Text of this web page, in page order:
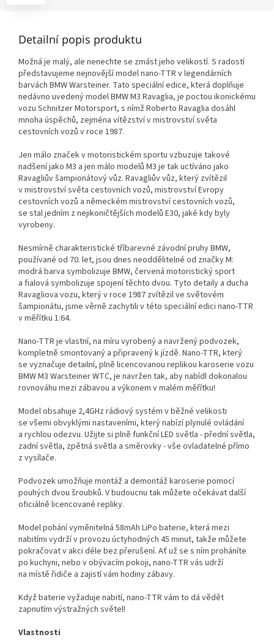
Detailní popis produktu
Možná je malý, ale nenechte se zmást jeho velikostí. S radostí
představujeme nejnovější model nano-TTR v legendárních
barvách BMW Warsteiner. Tato speciální edice, která doplňuje
nedávno uvedený model BMW M3 Ravaglia, je poctou ikonickému
vozu Schnitzer Motorsport, s nímž Roberto Ravaglia dosáhl
mnoha úspěchů, zejména vítězství v mistrovství světa
cestovních vozů v roce 1987.
Jen málo značek v motoristickém sportu vzbuzuje takové
nadšení jako M3 a jen málo modelů M3 je tak uctíváno jako
Ravagliův šampionátový vůz. Ravagliův vůz, který zvítězil
v mistrovství světa cestovních vozů, mistrovství Evropy
cestovních vozů a německém mistrovství cestovních vozů,
se stal jedním z nejikoničtějších modelů E30, jaké kdy byly
vyrobeny.
Nesmírně charakteristické tříbarevné závodní pruhy BMW,
používané od 70. let, jsou dnes neoddělitelné od značky M:
modrá barva symbolizuje BMW, červená motoristický sport
a fialová symbolizuje spojení těchto dvou. Tyto detaily a ducha
Ravagliova vozu, který v roce 1987 zvítězil ve světovém
šampionátu, jsme věrně zachytili v této speciální edici nano-TTR
v měřítku 1:64.
Nano-TTR je vlastní, na míru vyrobený a navržený podvozek,
kompletně smontovaný a připravený k jízdě. Nano-TTR, který
se vyznačuje detailní, plně licencovanou replikou karoserie vozu
BMW M3 Warsteiner WTC, je navržen tak, aby nabídl dokonalou
rovnováhu mezi zábavou a výkonem v malém měřítku!
Model obsahuje 2,4GHz rádiový systém v běžné velikosti
se všemi obvyklými nastaveními, který nabízí plynulé ovládání
a rychlou odezvu. Užijte si plně funkční LED světla - přední světla,
zadní světla, zpětná světla a směrovky - vše ovladatelné přímo
z vysílače.
Podvozek umožňuje montáž a demontáž karoserie pomocí
pouhých dvou šroubků. V budoucnu tak můžete očekávat další
oficiálně licencované repliky.
Model pohání vyměnitelná 58mAh LiPo baterie, která mezi
nabitími vydrží v provozu úctyhodných 45 minut, takže můžete
pokračovat v akci déle bez přerušení. Ať už se s ním proháníte
po kuchyni, nebo v obývacím pokoji, nano-TTR vás udrží
na místě řidiče a zajistí vám hodiny zábavy.
Když baterie vyžaduje nabití, nano-TTR vám to dá vědět
zapnutím výstražných světel!
Vlastnosti